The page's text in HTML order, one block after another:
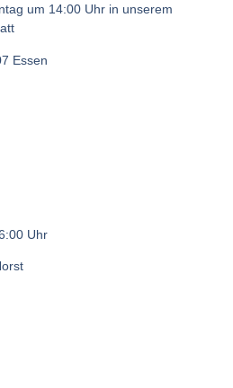
um 14:00 Uhr in unserem
Essen
Uhr